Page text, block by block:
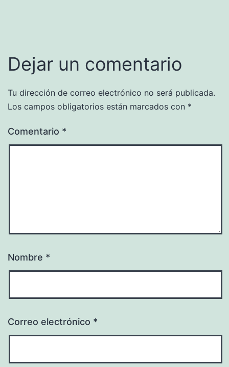
Dejar un comentario
Tu dirección de correo electrónico no será publicada.
Los campos obligatorios están marcados con *
Comentario *
Nombre *
Correo electrónico *